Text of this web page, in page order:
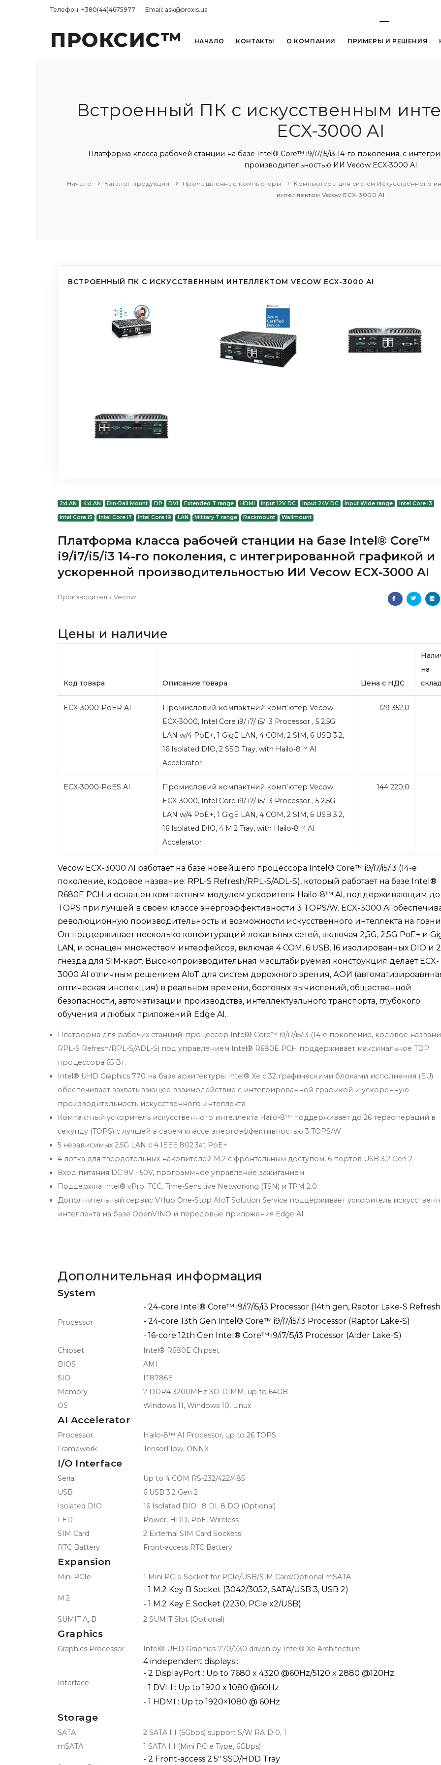
Телефон: +380(44)4675977 Email: ask@proxis.ua
ПРОКСИС™ НАЧАЛО КОНТАКТЫ О КОМПАНИИ ПРИМЕРЫ И РЕШЕНИЯ
Встроенный ПК с искусственным
ECX-3000 AI
Платформа класса рабочей станции на базе Intel® Core™ i9/i7/i5/i3 14-го поколения, с
производительностью ИИ Vecow ECX-3000 AI
Начало Каталог продукции Промышленные компьютеры
Компьютеры для систем Искусственного
интеллектом Vecow ECX-3000 AI
ВСТРОЕННЫЙ ПК С ИСКУССТВЕННЫМ ИНТЕЛЛЕКТОМ VECOW ECX-3000 AI
2xLAN 4xLAN Din-Rail Mount DP DVI Extended T range HDMI Input 12V DC Input 24V DC Input Wide range Intel Core i3
Intel Core i5 Intel Core i7 Intel Core i9 LAN Military T range Rackmount Wallmount
Платформа класса рабочей станции на базе Intel® Core™
i9/i7/i5/i3 14-го поколения, с интегрированной графикой и
ускоренной производительностью ИИ Vecow ECX-3000 AI
Производитель: Vecow
Цены и наличие
Код товара Описание товара Цена с НДС
на
ECX-3000-PoER AI
Промисловий компактний комп'ютер Vecow
ECX-3000, Intel Core i9/ i7/ i5/ i3 Processor , 5 2.5G
LAN w/4 PoE+, 1 GigE LAN, 4 COM, 2 SIM, 6 USB 3.2,
16 Isolated DIO, 2 SSD Tray, with Hailo-8™ AI
Accelerator
129 352,0
ECX-3000-PoES AI
Промисловий компактний комп'ютер Vecow
ECX-3000, Intel Core i9/ i7/ i5/ i3 Processor , 5 2.5G
LAN w/4 PoE+, 1 GigE LAN, 4 COM, 2 SIM, 6 USB 3.2,
16 Isolated DIO, 4 M.2 Tray, with Hailo-8™ AI
Accelerator
144 220,0
Vecow ECX-3000 AI работает на базе новейшего процессора Intel® Core™ i9/i7/i5/i3 (14-е
поколение, кодовое название: RPL-S Refresh/RPL-S/ADL-S), который работает на базе Intel®
R680E PCH и оснащен компактным модулем ускорителя Hailo-8™ AI, поддерживающим до
TOPS при лучшей в своем классе энергоэффективности 3 TOPS/W. ECX-3000 AI
революционную производительность и возможности искусственного интеллекта на
Он поддерживает несколько конфигураций локальных сетей, включая 2,5G, 2,5G PoE+ и
LAN, и оснащен множеством интерфейсов, включая 4 COM, 6 USB, 16 изолированных DIO и 2
гнезда для SIM-карт. Высокопроизводительная масштабируемая конструкция делает ECX-
3000 AI отличным решением AIoT для систем дорожного зрения, АОИ
оптическая инспекция) в реальном времени, бортовых вычислений, общественной
безопасности, автоматизации производства, интеллектуального транспорта, глубокого
обучения и любых приложений Edge AI..
Платформа для рабочих станций: процессор Intel® Core™ i9/i7/i5/i3 (14-е поколение, кодовое
RPL-S Refresh/RPL-S/ADL-S) под управлением Intel® R680E PCH поддерживает максимальное TDP
процессора 65 Вт.
Intel® UHD Graphics 770 на базе архитектуры Intel® Xe с 32 графическими блоками исполнения (EU)
обеспечивает захватывающее взаимодействие с интегрированной графикой и ускоренную
производительность искусственного интеллекта
Компактный ускоритель искусственного интеллекта Hailo-8™ поддерживает до 26 тераопераций в
секунду (TOPS) с лучшей в своем классе энергоэффективностью 3 TOPS/W
5 независимых 2.5G LAN с 4 IEEE 802.3at PoE+
4 лотка для твердотельных накопителей M.2 с фронтальным доступом, 6 портов USB 3.2 Gen 2
Вход питания DC 9V - 50V, программное управление зажиганием
Поддержка Intel® vPro, TCC, Time-Sensitive Networking (TSN) и TPM 2.0
Дополнительный сервис VHub One-Stop AIoT Solution Service поддерживает ускоритель
интеллекта на базе OpenVINO и передовые приложения Edge AI
Дополнительная информация
System
Processor
- 24-core Intel® Core™ i9/i7/i5/i3 Processor (14th gen, Raptor Lake-S
- 24-core 13th Gen Intel® Core™ i9/i7/i5/i3 Processor (Raptor Lake-S)
- 16-core 12th Gen Intel® Core™ i9/i7/i5/i3 Processor (Alder Lake-S)
Chipset
Intel® R680E Chipset
BIOS
AMI
SIO
IT8786E
Memory
2 DDR4 3200MHz SO-DIMM, up to 64GB
OS
Windows 11, Windows 10, Linux
AI Accelerator
Processor
Hailo-8™ AI Processor, up to 26 TOPS
Framework
TensorFlow, ONNX
I/O Interface
Serial
Up to 4 COM RS-232/422/485
USB
6 USB 3.2 Gen 2
Isolated DIO
16 Isolated DIO : 8 DI, 8 DO (Optional)
LED
Power, HDD, PoE, Wireless
SIM Card
2 External SIM Card Sockets
RTC Battery
Front-access RTC Battery
Expansion
Mini PCIe 1 Mini PCIe Socket for PCIe/USB/SIM Card/Optional mSATA
M.2
- 1 M.2 Key B Socket (3042/3052, SATA/USB 3, USB 2)
- 1 M.2 Key E Socket (2230, PCIe x2/USB)
SUMIT A, B 2 SUMIT Slot (Optional)
Graphics
Graphics Processor Intel® UHD Graphics 770/730 driven by Intel® Xe Architecture
Interface
4 independent displays :
- 2 DisplayPort : Up to 7680 x 4320 @60Hz/5120 x 2880 @120Hz
- 1 DVI-I : Up to 1920 x 1080 @60Hz
- 1 HDMI : Up to 1920×1080 @ 60Hz
Storage
SATA
2 SATA III (6Gbps) support S/W RAID 0, 1
mSATA
1 SATA III (Mini PCIe Type, 6Gbps)
- 2 Front-access 2.5" SSD/HDD Tray